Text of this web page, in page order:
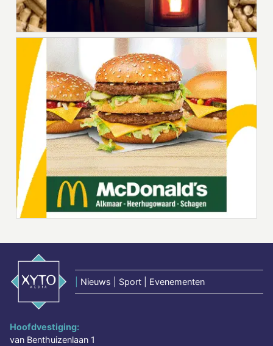
Nieuws | Sport | Evenementen
Hoofdvestiging:
van Benthuizenlaan 1